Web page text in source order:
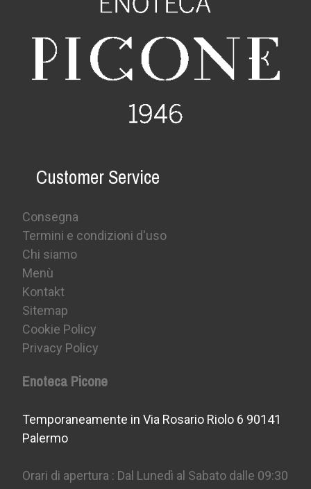
Customer Service
Consegna
Termini e condizioni d'uso
Chi siamo
Menù
Kontakt
Sitemap
Cookie Policy
Privacy Policy
Enoteca Picone
Temporaneamente in Via Rosario Riolo 6 90141
Palermo
Orari di apertura : Dal Lunedì al Sabato dalle 09:30